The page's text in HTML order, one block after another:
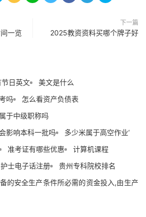
一览
下一篇
2025教资资料买哪个牌子好
节日英文
美文是什么
吗
怎么看资产负债表
于中级职称吗
影响本科一批吗
多少米属于高空作业‘
准考证有哪些优惠
计算机课程
护士电子话注册
贵州专科院校排名
的安全生产条件所必需的资金投入,由生产